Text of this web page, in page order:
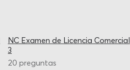
NC Examen de Licencia Comercial
3
20 preguntas